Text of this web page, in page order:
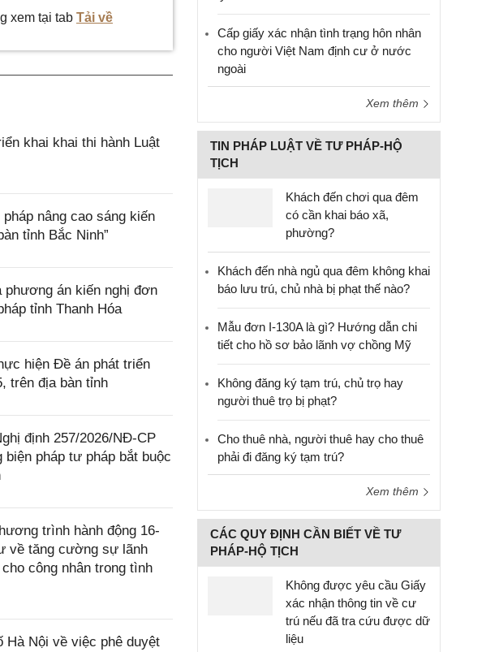
xem tại tab Tải về
khai khai thi hành Luật
nâng cao sáng kiến
tỉnh Bắc Ninh”
phương án kiến nghị đơn
tỉnh Thanh Hóa
hiện Đề án phát triển
trên địa bàn tỉnh
định 257/2026/NĐ-CP
pháp tư pháp bắt buộc
trình hành động 16-
về tăng cường sự lãnh
công nhân trong tình
Hà Nội về việc phê duyệt
Cấp giấy xác nhận tình trạng hôn nhân
cho người Việt Nam định cư ở nước
ngoài
Xem thêm
TIN PHÁP LUẬT VỀ TƯ PHÁP-HỘ
TỊCH
Khách đến chơi qua đêm
có cần khai báo xã,
phường?
Khách đến nhà ngủ qua đêm không khai
báo lưu trú, chủ nhà bị phạt thế nào?
Mẫu đơn I-130A là gì? Hướng dẫn chi
tiết cho hồ sơ bảo lãnh vợ chồng Mỹ
Không đăng ký tạm trú, chủ trọ hay
người thuê trọ bị phạt?
Cho thuê nhà, người thuê hay cho thuê
phải đi đăng ký tạm trú?
Xem thêm
CÁC QUY ĐỊNH CẦN BIẾT VỀ TƯ
PHÁP-HỘ TỊCH
Không được yêu cầu Giấy
xác nhận thông tin về cư
trú nếu đã tra cứu được dữ
liệu